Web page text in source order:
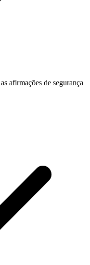
afirmações de segurança